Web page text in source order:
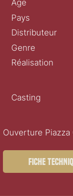
Âge
Pays
Distributeur
Genre
Réalisation
Casting
Ouverture
Fiche